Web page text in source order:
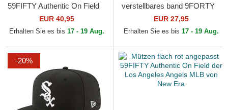
59FIFTY Authentic On Field
der Kansas City Royals MLB
von New Era
EUR 40,95
Erhalten Sie es bis 17 - 19 Aug.
verstellbares band 9FORTY
The League der Milwaukee
Brewers MLB von New Era
EUR 27,95
Erhalten Sie es bis 17 - 19 Aug.
-20%